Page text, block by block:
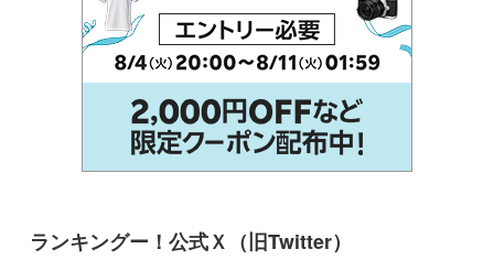
ランキングー！公式Ｘ（旧Twitter）